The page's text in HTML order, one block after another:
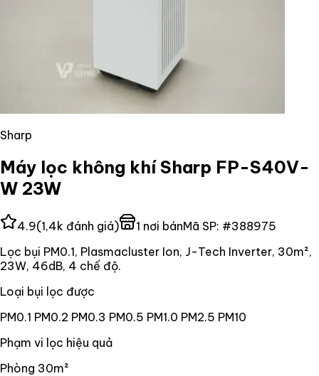
Sharp
Máy lọc không khí Sharp FP-S40V-
W 23W
4.9(1,4k đánh giá) 1 nơi bánMã SP: #388975
Lọc bụi PM0.1, Plasmacluster Ion, J-Tech Inverter, 30m²,
23W, 46dB, 4 chế độ.
Loại bụi lọc được
PM0.1 PM0.2 PM0.3 PM0.5 PM1.0 PM2.5 PM10
Phạm vi lọc hiệu quả
Phòng 30m²